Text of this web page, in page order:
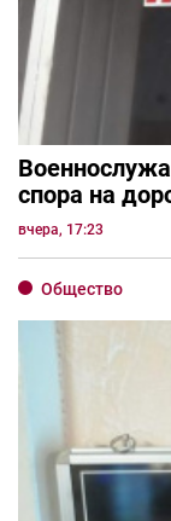
спора на
вчера, 17:23
Общество